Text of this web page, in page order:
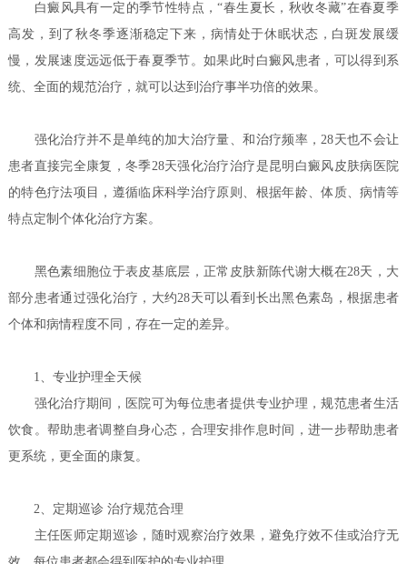
白癜风具有一定的季节性特点，“春生夏长，秋收冬藏”在春夏季
高发，到了秋冬季逐渐稳定下来，病情处于休眠状态，白斑发展缓
慢，发展速度远远低于春夏季节。如果此时白癜风患者，可以得到系
统、全面的规范治疗，就可以达到治疗事半功倍的效果。
强化治疗并不是单纯的加大治疗量、和治疗频率，28天也不会让
患者直接完全康复，冬季28天强化治疗治疗是昆明白癜风皮肤病医院
的特色疗法项目，遵循临床科学治疗原则、根据年龄、体质、病情等
特点定制个体化治疗方案。
黑色素细胞位于表皮基底层，正常皮肤新陈代谢大概在28天，大
部分患者通过强化治疗，大约28天可以看到长出黑色素岛，根据患者
个体和病情程度不同，存在一定的差异。
1、专业护理全天候
强化治疗期间，医院可为每位患者提供专业护理，规范患者生活
饮食。帮助患者调整自身心态，合理安排作息时间，进一步帮助患者
更系统，更全面的康复。
2、定期巡诊 治疗规范合理
主任医师定期巡诊，随时观察治疗效果，避免疗效不佳或治疗无